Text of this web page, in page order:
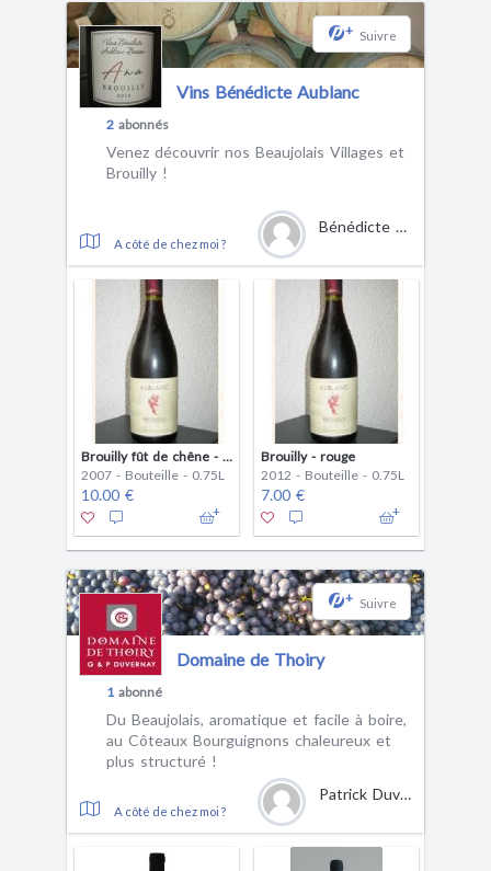
+ Suivre
Vins Bénédicte Aublanc
2 abonnés
Venez découvrir nos Beaujolais Villages et
Brouilly !
A côté de chez moi ?
Bénédicte Aublanc
Brouilly fût de chêne - rouge
2007 - Bouteille - 0.75L
10.00 €
Brouilly - rouge
2012 - Bouteille - 0.75L
7.00 €
+ Suivre
Domaine de Thoiry
1abonné
Du Beaujolais, aromatique et facile à boire,
au Côteaux Bourguignons chaleureux et
plus structuré !
A côté de chez moi ?
Patrick Duvernay